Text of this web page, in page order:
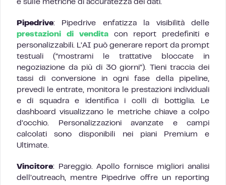
e sulle metriche di accuratezza dei dati.
Pipedrive: Pipedrive enfatizza la visibilità delle
prestazioni di vendita con report predefiniti e
personalizzabili. L’AI può generare report da prompt
testuali (“mostrami le trattative bloccate in
negoziazione da più di 30 giorni”). Tieni traccia dei
tassi di conversione in ogni fase della pipeline,
prevedi le entrate, monitora le prestazioni individuali
e di squadra e identifica i colli di bottiglia. Le
dashboard visualizzano le metriche chiave a colpo
d’occhio. Personalizzazioni avanzate e campi
calcolati sono disponibili nei piani Premium e
Ultimate.
Vincitore: Pareggio. Apollo fornisce migliori analisi
dell’outreach, mentre Pipedrive offre un reporting